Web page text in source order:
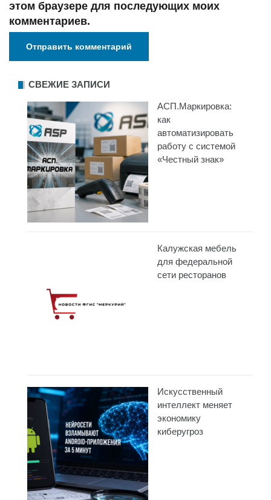
этом браузере для последующих моих
комментариев.
СВЕЖИЕ ЗАПИСИ
АСП.Маркировка:
как
автоматизировать
работу с системой
«Честный знак»
Калужская мебель
для федеральной
сети ресторанов
Искусственный
интеллект меняет
экономику
киберугроз